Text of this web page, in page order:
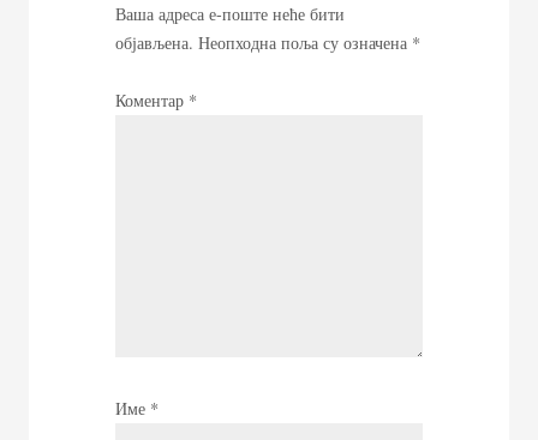
Ваша адреса е-поште неће бити
објављена. Неопходна поља су означена *
Коментар *
Име *